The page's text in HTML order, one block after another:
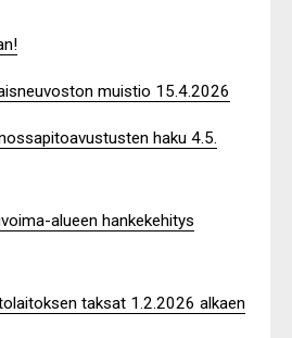
muistio 15.4.2026
haku 4.5.
alueen hankekehitys
taksat 1.2.2026 alkaen